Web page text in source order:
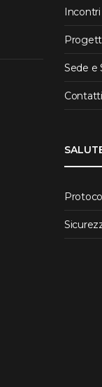
Incontri
Sede e
Contatti